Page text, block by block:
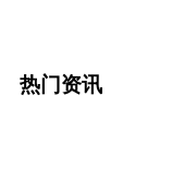
热门资讯